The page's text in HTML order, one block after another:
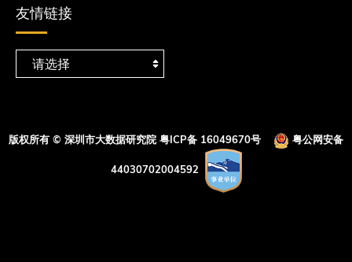
友情链接
版权所有 © 深圳市大数据研究院 粤ICP备 16049670号 粤公网安备
44030702004592